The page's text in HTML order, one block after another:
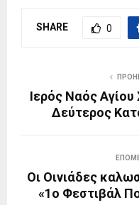
SHARE 0
Ιερός Ναός
Δεύτερος
Οι Οινιάδες
«1ο Φεστιβάλ